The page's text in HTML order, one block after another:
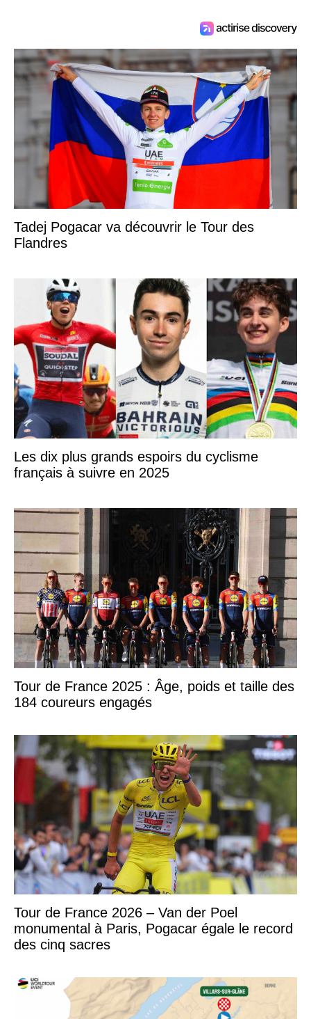
Tadej Pogacar va découvrir le Tour des
Flandres
Les dix plus grands espoirs du cyclisme
français à suivre en 2025
Tour de France 2025 : Âge, poids et taille des
184 coureurs engagés
Tour de France 2026 – Van der Poel
monumental à Paris, Pogacar égale le record
des cinq sacres